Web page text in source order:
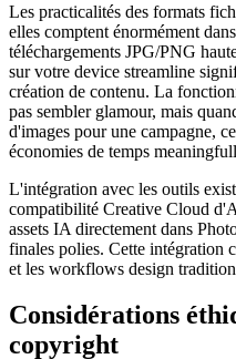
Les practicalités des formats
elles comptent énormément
téléchargements JPG/PNG
sur votre device streamline
création de contenu. La
pas sembler glamour, mais
d'images pour une campagne,
économies de temps
L'intégration avec les outils
compatibilité Creative Cloud
assets IA directement dans
finales polies. Cette intégration
et les workflows design
Considérations
copyright